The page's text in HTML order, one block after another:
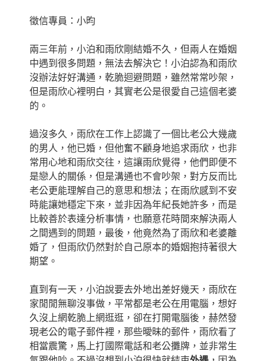
徵信專員：小昀
兩三年前，小泊和雨欣剛結婚不久，但兩人在婚姻
中遇到很多問題，無法去解決它！小泊認為和雨欣
沒辦法好好溝通，乾脆迴避問題，雖然常常吵架，
但是雨欣心裡明白，其實老公是很愛自己這個老婆
的。
過沒多久，雨欣在工作上認識了一個比老公大幾歲
的男人，他已婚，但他奮不顧身地追求雨欣，也非
常用心地和雨欣交往，這讓雨欣覺得，他們即便不
是戀人的關係，但是溝通也不會吵架，對方反而比
老公更能理解自己的意思和想法；在雨欣感到不安
時能讓她穩定下來，並非因為年紀長她許多，而是
比較善於表達分析事情，也願意花時間來解決兩人
之間遇到的問題，最後，他竟然為了雨欣和老婆離
婚了，但雨欣仍然對於自己原本的婚姻抱持著很大
期望。
直到有一天，小泊說要去外地出差好幾天，雨欣在
家閒閒無聊沒事做，平常都是老公在用電腦，想好
久沒上網乾脆上網逛逛，卻在打開電腦後，赫然發
現老公的電子郵件裡，那些曖昧的郵件，雨欣看了
相當震驚，馬上打國際電話和老公攤牌，並非常生